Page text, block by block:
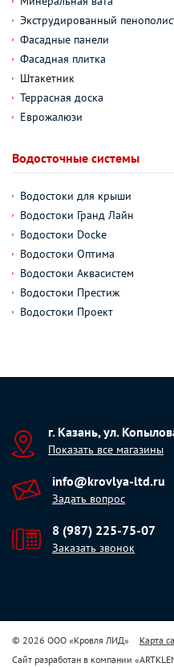
Экструдированный
Фасадные панели
Фасадная плитка
Штакетник
Террасная доска
Еврожалюзи
Водосточные системы
Водостоки для крыши
Водостоки Гранд Лайн
Водостоки Docke
Водостоки Оптима
Водостоки Аквасистем
Водостоки Престиж
Водостоки Проект
г. Казань, ул.
Показать все магазины
info@krovlya-ltd.ru
Задать вопрос
8 (987) 225-75-07
Заказать звонок
© 2026 ООО «Кровля ЛИД»
Карта
Сайт разработан в компании «